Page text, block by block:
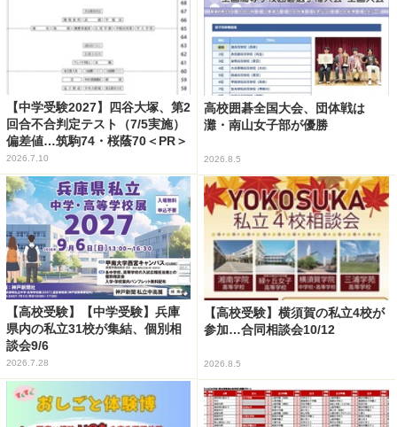
【中学受験2027】四谷大塚、第2
回合不合判定テスト（7/5実施）
偏差値…筑駒74・桜蔭70＜PR＞
2026.7.10
高校囲碁全国大会、団体戦は
灘・南山女子部が優勝
2026.8.5
【高校受験】【中学受験】兵庫
県内の私立31校が集結、個別相
談会9/6
2026.7.28
【高校受験】横須賀の私立4校が
参加…合同相談会10/12
2026.8.5